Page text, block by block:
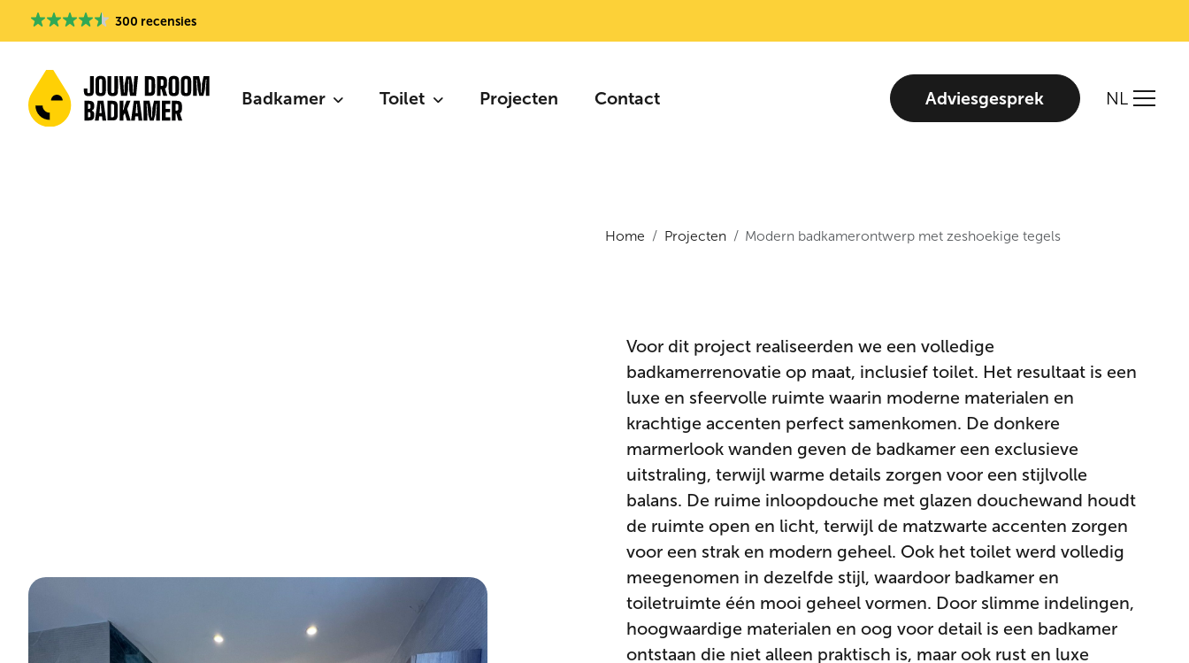
300 recensies
Badkamer Toilet Projecten Contact Adviesgesprek NL
Home Projecten Modern badkamerontwerp met zeshoekige tegels
Voor dit project realiseerden we een volledige
badkamerrenovatie op maat, inclusief toilet. Het resultaat is een
luxe en sfeervolle ruimte waarin moderne materialen en
krachtige accenten perfect samenkomen. De donkere
marmerlook wanden geven de badkamer een exclusieve
uitstraling, terwijl warme details zorgen voor een stijlvolle
balans. De ruime inloopdouche met glazen douchewand houdt
de ruimte open en licht, terwijl de matzwarte accenten zorgen
voor een strak en modern geheel. Ook het toilet werd volledig
meegenomen in dezelfde stijl, waardoor badkamer en
toiletruimte één mooi geheel vormen. Door slimme indelingen,
hoogwaardige materialen en oog voor detail is een badkamer
ontstaan die niet alleen praktisch is, maar ook rust en luxe